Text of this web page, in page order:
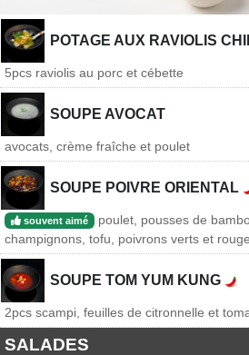
POTAGE AUX RAVIOLIS
5pcs raviolis au porc et cébette
SOUPE AVOCAT
avocats, crème fraîche et poulet
SOUPE POIVRE ORIENTAL
souvent aimé
poulet, pousses de
champignons, tofu, poivrons verts et
SOUPE TOM YUM KUNG
2pcs scampi, feuilles de citronnelle et
SALADES